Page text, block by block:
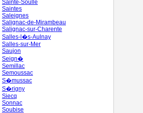
Sainte-Soulle
Saintes
Saleignes
Salignac-de-Mirambeau
Salignac-sur-Charente
Salles-l�s-Aulnay
Salles-sur-Mer
Saujon
Seign�
Semillac
Semoussac
S�mussac
S�rigny
Siecq
Sonnac
Soubise